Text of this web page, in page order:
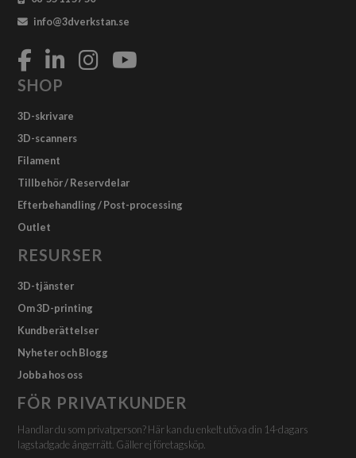
info@3dverkstan.se
SHOP
3D-skrivare
3D-scanners
Filament
Tillbehör / Reservdelar
Efterbehandling / Post-processing
Outlet
RESURSER
3D-tjänster
Om 3D-printing
Kundberättelser
Nyheter och Blogg
Jobba hos oss
FÖR PRIVATKUNDER
Handlar du som privatperson? Här kan du enkelt utöva din 14-dagars
lagstadgade ångerrätt. Gäller ej företagsköp.